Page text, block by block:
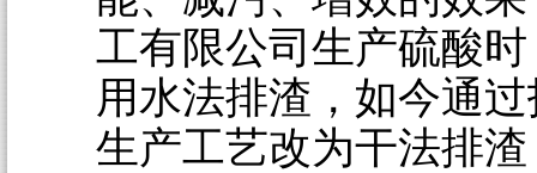
工有限公司生产硫酸
用水法排渣，如今通
生产工艺改为干法排